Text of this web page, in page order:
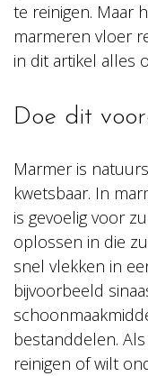
te reinigen. Maar
marmeren vloer
in dit artikel alles
Doe dit
Marmer is
kwetsbaar. In
is gevoelig voor
oplossen in die
snel vlekken in
bijvoorbeeld
bestanddelen.
reinigen of wilt